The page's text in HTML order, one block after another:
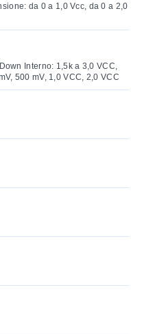
da 0 a 1,0 Vcc, da 0 a 2,0
Interno: 1,5k a 3,0 VCC,
500 mV, 1,0 VCC, 2,0 VCC